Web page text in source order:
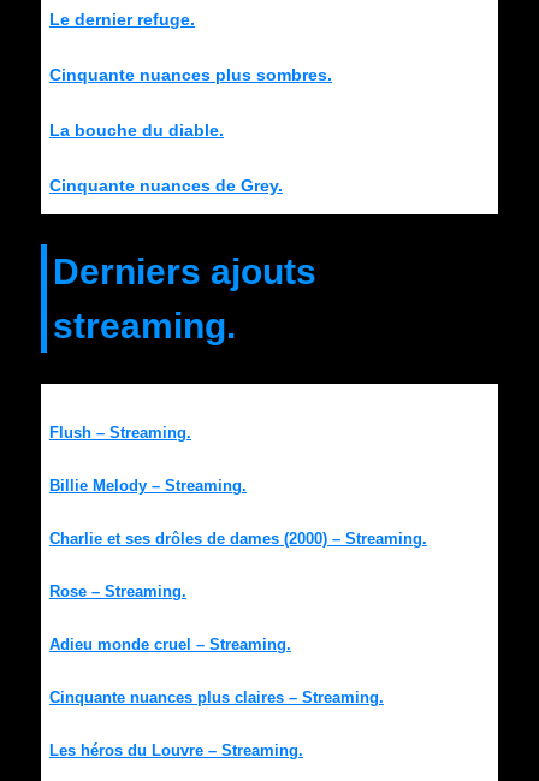
Le dernier refuge.
Cinquante nuances plus sombres.
La bouche du diable.
Cinquante nuances de Grey.
Derniers ajouts
streaming.
Flush – Streaming.
Billie Melody – Streaming.
Charlie et ses drôles de dames (2000) – Streaming.
Rose – Streaming.
Adieu monde cruel – Streaming.
Cinquante nuances plus claires – Streaming.
Les héros du Louvre – Streaming.